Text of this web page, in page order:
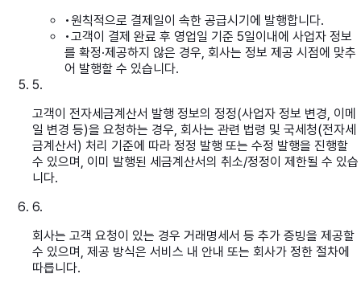
•원칙적으로 결제일이 속한 공급시기에 발행합니다.
•고객이 결제 완료 후 영업일 기준 5일이내에 사업자 정보
를 확정·제공하지 않은 경우, 회사는 정보 제공 시점에 맞추
어 발행할 수 있습니다.
5.
고객이 전자세금계산서 발행 정보의 정정(사업자 정보 변경, 이메
일 변경 등)을 요청하는 경우, 회사는 관련 법령 및 국세청(전자세
금계산서) 처리 기준에 따라 정정 발행 또는 수정 발행을 진행할
수 있으며, 이미 발행된 세금계산서의 취소/정정이 제한될 수 있습
니다.
6.
회사는 고객 요청이 있는 경우 거래명세서 등 추가 증빙을 제공할
수 있으며, 제공 방식은 서비스 내 안내 또는 회사가 정한 절차에
따릅니다.